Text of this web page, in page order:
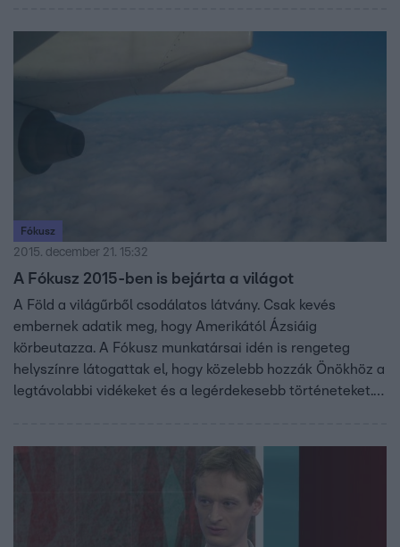
Fókusz
2015. december 21. 15:32
A Fókusz 2015-ben is bejárta a világot
A Föld a világűrből csodálatos látvány. Csak kevés
embernek adatik meg, hogy Amerikától Ázsiáig
körbeutazza. A Fókusz munkatársai idén is rengeteg
helyszínre látogattak el, hogy közelebb hozzák Önökhöz a
legtávolabbi vidékeket és a legérdekesebb történeteket.